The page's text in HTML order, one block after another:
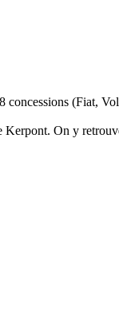
concessions (Fiat,
On y